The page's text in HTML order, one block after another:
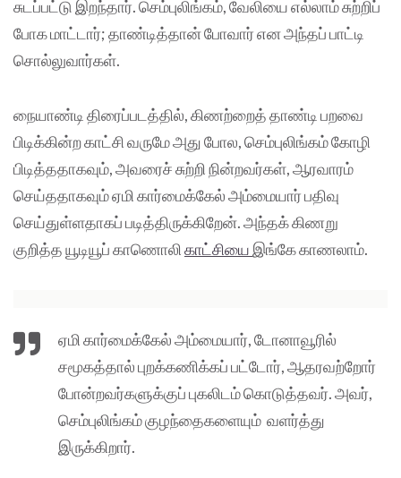
சுடப்பட்டு இறந்தார். செம்புலிங்கம், வேலியை எல்லாம் சுற்றிப்
போக மாட்டார்; தாண்டித்தான் போவார் என அந்தப் பாட்டி
சொல்லுவார்கள்.
நையாண்டி திரைப்படத்தில், கிணற்றைத் தாண்டி பறவை
பிடிக்கின்ற காட்சி வருமே அது போல, செம்புலிங்கம் கோழி
பிடித்ததாகவும், அவரைச் சுற்றி நின்றவர்கள், ஆரவாரம்
செய்ததாகவும் ஏமி கார்மைக்கேல் அம்மையார் பதிவு
செய்துள்ளதாகப் படித்திருக்கிறேன். அந்தக் கிணறு
குறித்த யூடியூப் காணொலி காட்சியை இங்கே காணலாம்.
ஏமி கார்மைக்கேல் அம்மையார், டோனாவூரில்
சமூகத்தால் புறக்கணிக்கப் பட்டோர், ஆதரவற்றோர்
போன்றவர்களுக்குப் புகலிடம் கொடுத்தவர். அவர்,
செம்புலிங்கம் குழந்தைகளையும் வளர்த்து
இருக்கிறார்.